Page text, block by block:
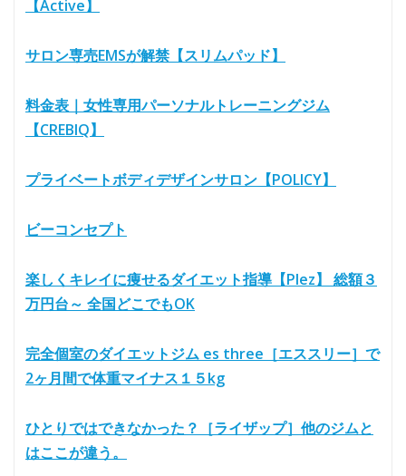
【Active】
サロン専売EMSが解禁【スリムパッド】
料金表｜女性専用パーソナルトレーニングジム
【CREBIQ】
プライベートボディデザインサロン【POLICY】
ビーコンセプト
楽しくキレイに痩せるダイエット指導【Plez】 総額３
万円台～ 全国どこでもOK
完全個室のダイエットジム es three［エススリー］で
2ヶ月間で体重マイナス１５kg
ひとりではできなかった？［ライザップ］他のジムと
はここが違う。